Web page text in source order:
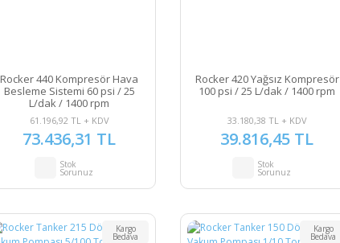
Rocker 440 Kompresör Hava
Besleme Sistemi 60 psi / 25
L/dak / 1400 rpm
61.196,92 TL + KDV
73.436,31 TL
Stok
Sorunuz
Rocker 420 Yağsız Kompresör
100 psi / 25 L/dak / 1400 rpm
33.180,38 TL + KDV
39.816,45 TL
Stok
Sorunuz
Kargo
Bedava
Kargo
Bedava